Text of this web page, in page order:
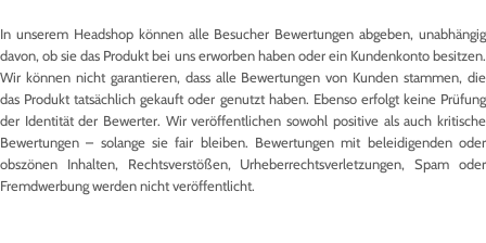
In unserem Headshop können alle Besucher Bewertungen abgeben, unabhängig
davon, ob sie das Produkt bei uns erworben haben oder ein Kundenkonto besitzen.
Wir können nicht garantieren, dass alle Bewertungen von Kunden stammen, die
das Produkt tatsächlich gekauft oder genutzt haben. Ebenso erfolgt keine Prüfung
der Identität der Bewerter. Wir veröffentlichen sowohl positive als auch kritische
Bewertungen – solange sie fair bleiben. Bewertungen mit beleidigenden oder
obszönen Inhalten, Rechtsverstößen, Urheberrechtsverletzungen, Spam oder
Fremdwerbung werden nicht veröffentlicht.